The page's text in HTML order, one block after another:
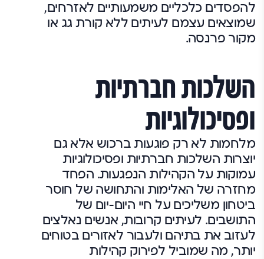
להפסדים כלכליים משמעותיים לאזרחים,
שמוצאים עצמם לעיתים ללא קורת גג או
מקור פרנסה.
השלכות חברתיות
ופסיכולוגיות
מלחמות לא רק פוגעות ברכוש אלא גם
יוצרות השלכות חברתיות ופסיכולוגיות
עמוקות על הקהילות הנפגעות. הפחד
מחזרה של האלימות והתחושה של חוסר
ביטחון משליכים על חיי היום-יום של
התושבים. לעיתים קרובות, אנשים נאלצים
לעזוב את בתיהם ולעבור לאזורים בטוחים
יותר, מה שמוביל לפירוק קהילות